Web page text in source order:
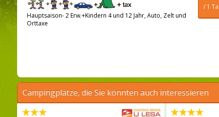
/ 1
Hauptsaison- 2 Erw.+Kindern 4 und 12 Jahr, Auto, Zelt und
Orttaxe
Campingplätze, die Sie könnten auch interessieren